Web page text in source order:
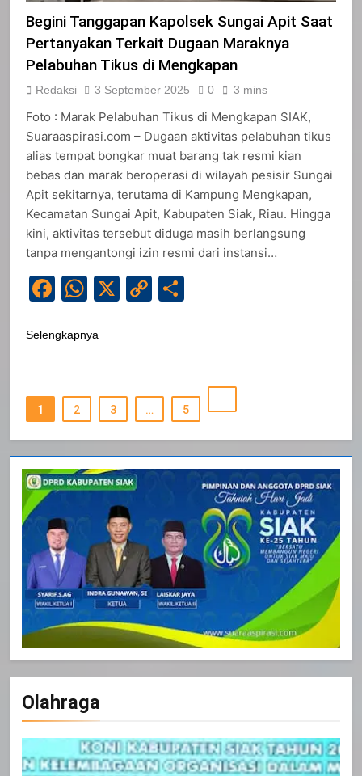
Olahraga
Begini Tanggapan Kapolsek Sungai Apit Saat
Pertanyakan Terkait Dugaan Maraknya
Pelabuhan Tikus di Mengkapan
Redaksi 3 September 2025 0 3 mins
Foto : Marak Pelabuhan Tikus di Mengkapan SIAK,
Suaraaspirasi.com – Dugaan aktivitas pelabuhan tikus
alias tempat bongkar muat barang tak resmi kian
bebas dan marak beroperasi di wilayah pesisir Sungai
Apit sekitarnya, terutama di Kampung Mengkapan,
Kecamatan Sungai Apit, Kabupaten Siak, Riau. Hingga
kini, aktivitas tersebut diduga masih berlangsung
tanpa mengantongi izin resmi dari instansi…
Facebook
WhatsApp
X
Copy
Selengkapnya
1 2 3 … 5